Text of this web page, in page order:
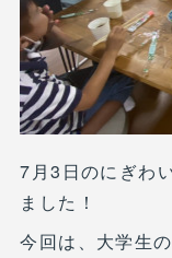
7月3日のにぎわ
ました！
今回は、大学生